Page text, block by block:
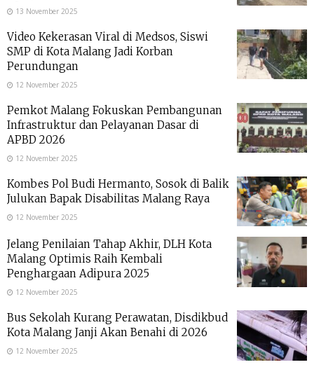
13 November 2025
Video Kekerasan Viral di Medsos, Siswi
SMP di Kota Malang Jadi Korban
Perundungan
12 November 2025
Pemkot Malang Fokuskan Pembangunan
Infrastruktur dan Pelayanan Dasar di
APBD 2026
12 November 2025
Kombes Pol Budi Hermanto, Sosok di Balik
Julukan Bapak Disabilitas Malang Raya
12 November 2025
Jelang Penilaian Tahap Akhir, DLH Kota
Malang Optimis Raih Kembali
Penghargaan Adipura 2025
12 November 2025
Bus Sekolah Kurang Perawatan, Disdikbud
Kota Malang Janji Akan Benahi di 2026
12 November 2025